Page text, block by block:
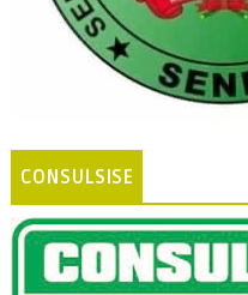
CONSULSISE